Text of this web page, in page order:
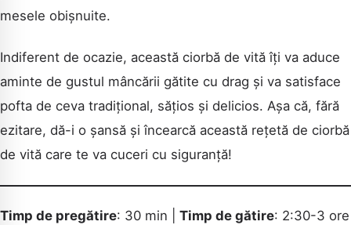
mesele obișnuite.
Indiferent de ocazie, această ciorbă de vită îți va aduce
aminte de gustul mâncării gătite cu drag și va satisface
pofta de ceva tradițional, sățios și delicios. Așa că, fără
ezitare, dă-i o șansă și încearcă această rețetă de ciorbă
de vită care te va cuceri cu siguranță!
Timp de pregătire: 30 min | Timp de gătire: 2:30-3 ore